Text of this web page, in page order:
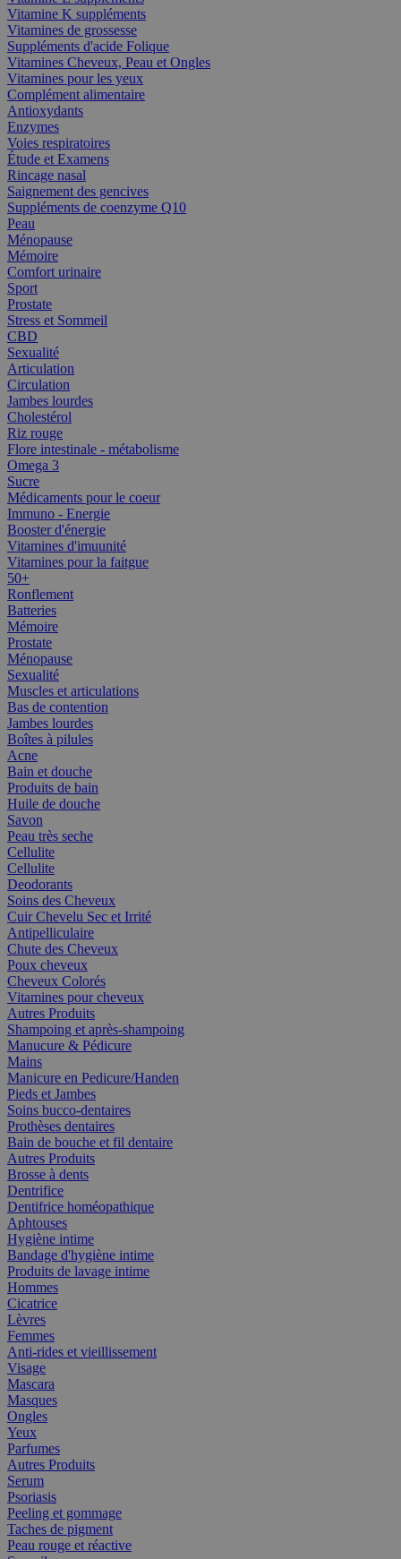
Vitamine K suppléments
Vitamines de grossesse
Suppléments d'acide Folique
Vitamines Cheveux, Peau et Ongles
Vitamines pour les yeux
Complément alimentaire
Antioxydants
Enzymes
Voies respiratoires
Étude et Examens
Rincage nasal
Saignement des gencives
Suppléments de coenzyme Q10
Peau
Ménopause
Mémoire
Comfort urinaire
Sport
Prostate
Stress et Sommeil
CBD
Sexualité
Articulation
Circulation
Jambes lourdes
Cholestérol
Riz rouge
Flore intestinale - métabolisme
Omega 3
Sucre
Médicaments pour le coeur
Immuno - Energie
Booster d'énergie
Vitamines d'imuunité
Vitamines pour la faitgue
50+
Ronflement
Batteries
Mémoire
Prostate
Ménopause
Sexualité
Muscles et articulations
Bas de contention
Jambes lourdes
Boîtes à pilules
Acne
Bain et douche
Produits de bain
Huile de douche
Savon
Peau très seche
Cellulite
Cellulite
Deodorants
Soins des Cheveux
Cuir Chevelu Sec et Irrité
Antipelliculaire
Chute des Cheveux
Poux cheveux
Cheveux Colorés
Vitamines pour cheveux
Autres Produits
Shampoing et après-shampoing
Manucure & Pédicure
Mains
Manicure en Pedicure/Handen
Pieds et Jambes
Soins bucco-dentaires
Prothèses dentaires
Bain de bouche et fil dentaire
Autres Produits
Brosse à dents
Dentrifice
Dentifrice homéopathique
Aphtouses
Hygiène intime
Bandage d'hygiène intime
Produits de lavage intime
Hommes
Cicatrice
Lèvres
Femmes
Anti-rides et vieillissement
Visage
Mascara
Masques
Ongles
Yeux
Parfumes
Autres Produits
Serum
Psoriasis
Peeling et gommage
Taches de pigment
Peau rouge et réactive